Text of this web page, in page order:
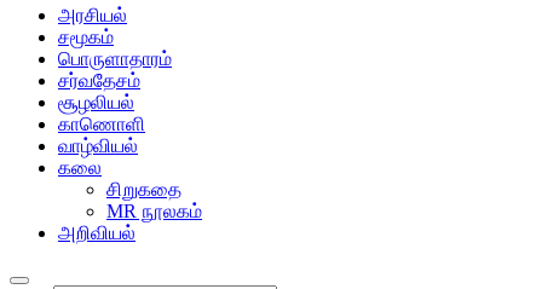
அரசியல்
சமூகம்
பொருளாதாரம்
சர்வதேசம்
சூழலியல்
காணொளி
வாழ்வியல்
கலை
சிறுகதை
MR நூலகம்
அறிவியல்